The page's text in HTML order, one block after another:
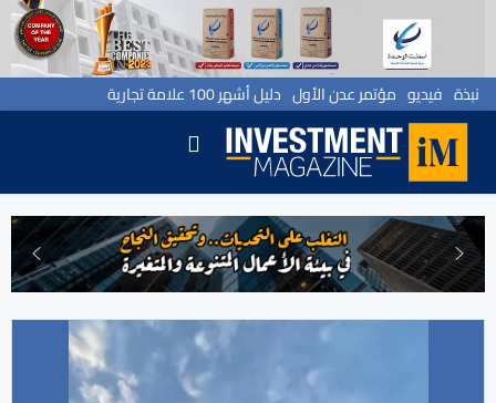
نبذة فيديو مؤتمر عدن الأول دليل أشهر 100 علامة تجارية